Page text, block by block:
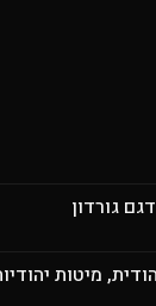
גורדון
מיטות